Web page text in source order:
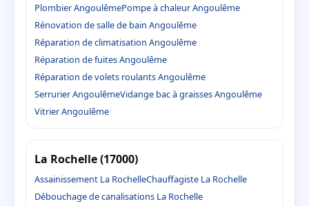
Plombier AngoulêmePompe à chaleur Angoulême
Rénovation de salle de bain Angoulême
Réparation de climatisation Angoulême
Réparation de fuites Angoulême
Réparation de volets roulants Angoulême
Serrurier AngoulêmeVidange bac à graisses Angoulême
Vitrier Angoulême
La Rochelle (17000)
Assainissement La RochelleChauffagiste La Rochelle
Débouchage de canalisations La Rochelle